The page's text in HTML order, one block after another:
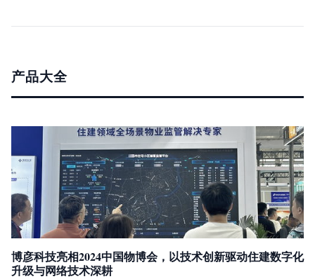
产品大全
博彦科技亮相2024中国物博会，以技术创新驱动住建数字化
升级与网络技术深耕